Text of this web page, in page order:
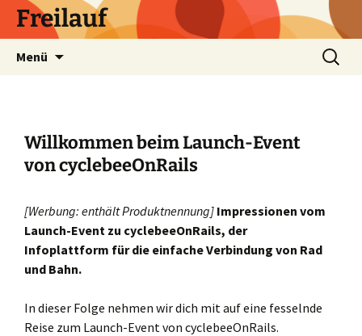
Zum
InhaltFreilauf
Menü
Suchen
nach:
Willkommen beim Launch-Event
von cyclebeeOnRails
[Werbung: enthält Produktnennung] Impressionen vom
Launch-Event zu cyclebeeOnRails, der
Infoplattform für die einfache Verbindung von Rad
und Bahn.
In dieser Folge nehmen wir dich mit auf eine fesselnde
Reise zum Launch-Event von cyclebeeOnRails.